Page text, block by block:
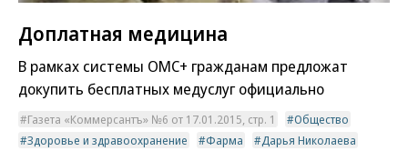
Доплатная медицина
В рамках системы ОМС+ гражданам предложат
докупить бесплатных медуслуг официально
Газета «Коммерсантъ» №6 от 17.01.2015, стр. 1
Общество
Здоровье и здравоохранение
Фарма
Дарья Николаева